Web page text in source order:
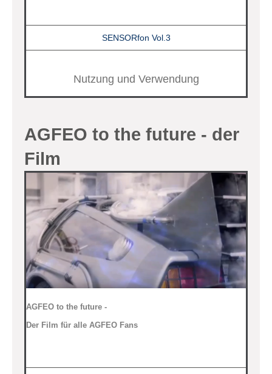
SENSORfon Vol.3
Nutzung und Verwendung
AGFEO to the future - der
Film
AGFEO to the future -
Der Film für alle AGFEO Fans